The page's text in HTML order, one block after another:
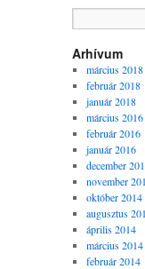
Arhívum
március 2018
február 2018
január 2018
március 2016
február 2016
január 2016
december
november
október 2014
augusztus
április 2014
március 2014
február 2014